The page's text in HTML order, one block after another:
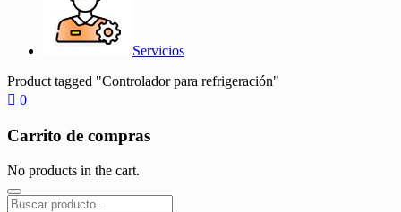
Servicios
Product tagged "Controlador para refrigeración"
0
Carrito de compras
No products in the cart.